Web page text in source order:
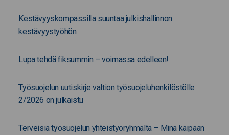
Kestävyyskompassilla suuntaa julkishallinnon
kestävyystyöhön
Lupa tehdä fiksummin – voimassa edelleen!
Työsuojelun uutiskirje valtion työsuojeluhenkilöstölle
2/2026 on julkaistu
Terveisiä työsuojelun yhteistyöryhmältä – Minä kaipaan